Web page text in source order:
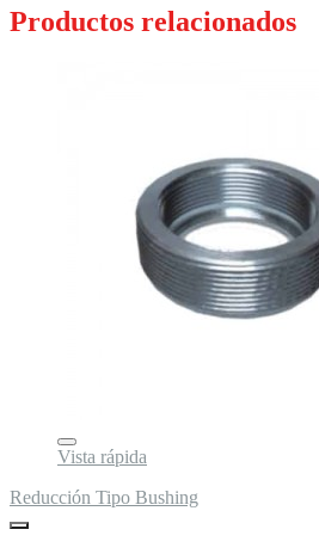
Productos relacionados
Vista rápida
Reducción Tipo Bushing